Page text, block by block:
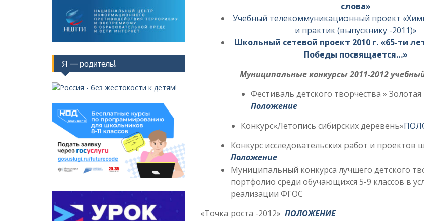
слова»
Учебный телекоммуникационный проект
и практик (выпускнику -2011)»
Школьный сетевой проект 2010 г. «65-ти
Победы посвящается…»
Муниципальные конкурсы 2011-2012
Фестиваль детского творчества » Золотая
Положение
Конкурс«Летопись сибирских деревень»
Конкурс исследовательских работ и проектов
Положение
Муниципальный конкурса лучшего детского
портфолио среди обучающихся 5-9 классов в
реализации ФГОС
«Точка роста -2012» ПОЛОЖЕНИЕ
Я — родитель!